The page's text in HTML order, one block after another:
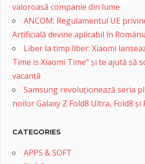
valoroasă companie din lume
ANCOM: Regulamentul UE
Artificială devine aplicabil în
Liber la timp liber: Xiaomi
Time is Xiaomi Time” și te ajută să
vacanță
Samsung revoluționează seria
noilor Galaxy Z Fold8 Ultra, Fold8 și
CATEGORIES
APPS & SOFT